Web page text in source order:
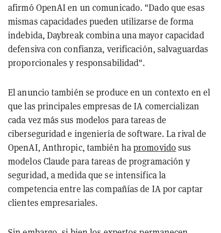
afirmó OpenAI en un comunicado. "Dado que esas
mismas capacidades pueden utilizarse de forma
indebida, Daybreak combina una mayor capacidad
defensiva con confianza, verificación, salvaguardas
proporcionales y responsabilidad".
El anuncio también se produce en un contexto en el
que las principales empresas de IA comercializan
cada vez más sus modelos para tareas de
ciberseguridad e ingeniería de software. La rival de
OpenAI, Anthropic, también hapromovido sus
modelos Claude para tareas de programación y
seguridad, a medida que se intensifica la
competencia entre las compañías de IA por captar
clientes empresariales.